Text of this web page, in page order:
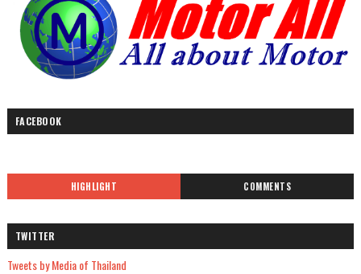
FACEBOOK
HIGHLIGHT COMMENTS
TWITTER
Tweets by Media of Thailand